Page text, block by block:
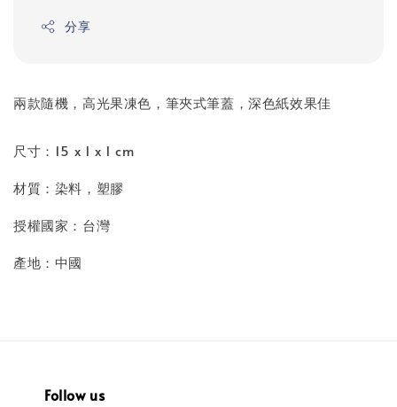
分享
兩款隨機，高光果凍色，筆夾式筆蓋，深色紙效果佳
尺寸：15 x 1 x 1 cm
材質：染料，塑膠
授權國家：台灣
產地：中國
Follow us